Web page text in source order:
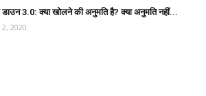
3.0: क्या खोलने की अनुमति है? क्या अनुमति नहीं...
2020